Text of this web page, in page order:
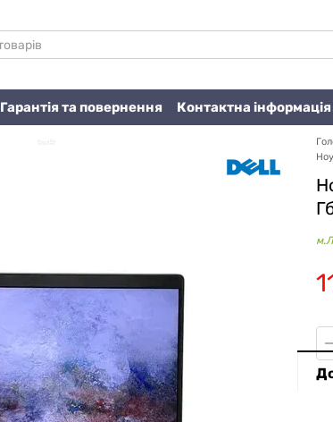
Гарантія та повернення Контактна інформація